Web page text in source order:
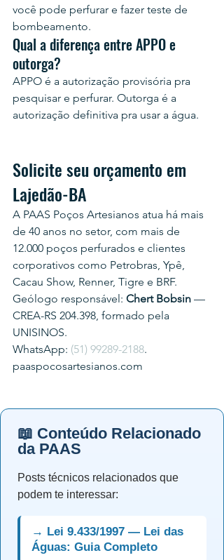
você pode perfurar e fazer teste de
bombeamento.
Qual a diferença entre APPO e
outorga?
APPO é a autorização provisória pra
pesquisar e perfurar. Outorga é a
autorização definitiva pra usar a água.
Solicite seu orçamento em
Lajedão-BA
A PAAS Poços Artesianos atua há mais
de 40 anos no setor, com mais de
12.000 poços perfurados e clientes
corporativos como Petrobras, Ypê,
Cacau Show, Renner, Tigre e BRF.
Geólogo responsável: Chert Bobsin —
CREA-RS 204.398, formado pela
UNISINOS.
WhatsApp: (51) 99289-2188.
paaspocosartesianos.com
📖 Conteúdo Relacionado
da PAAS
Posts técnicos relacionados que
podem te interessar:
→ Lei 9.433/1997 — Lei das
Águas: Guia Completo